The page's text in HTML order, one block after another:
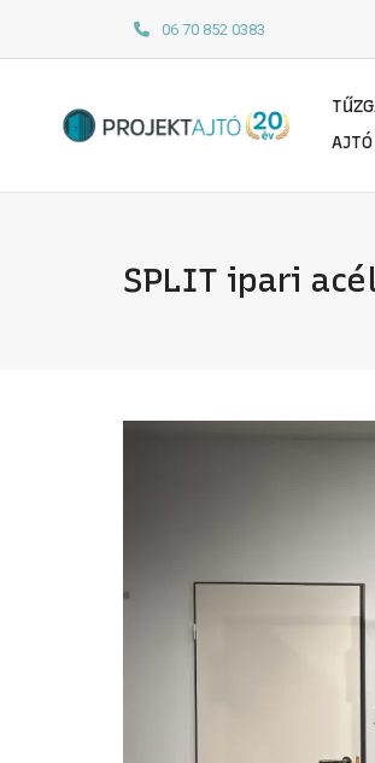
06 70 852 0383
AJTÓ
SPLIT ipari